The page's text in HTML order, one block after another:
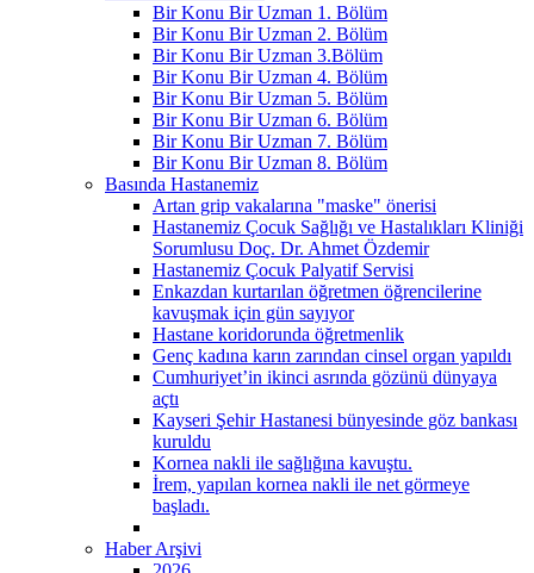
Bir Konu Bir Uzman 1. Bölüm
Bir Konu Bir Uzman 2. Bölüm
Bir Konu Bir Uzman 3.Bölüm
Bir Konu Bir Uzman 4. Bölüm
Bir Konu Bir Uzman 5. Bölüm
Bir Konu Bir Uzman 6. Bölüm
Bir Konu Bir Uzman 7. Bölüm
Bir Konu Bir Uzman 8. Bölüm
Basında Hastanemiz
Artan grip vakalarına "maske" önerisi
Hastanemiz Çocuk Sağlığı ve Hastalıkları Kliniği
Sorumlusu Doç. Dr. Ahmet Özdemir
Hastanemiz Çocuk Palyatif Servisi
Enkazdan kurtarılan öğretmen öğrencilerine
kavuşmak için gün sayıyor
Hastane koridorunda öğretmenlik
Genç kadına karın zarından cinsel organ yapıldı
Cumhuriyet’in ikinci asrında gözünü dünyaya
açtı
Kayseri Şehir Hastanesi bünyesinde göz bankası
kuruldu
Kornea nakli ile sağlığına kavuştu.
İrem, yapılan kornea nakli ile net görmeye
başladı.
Haber Arşivi